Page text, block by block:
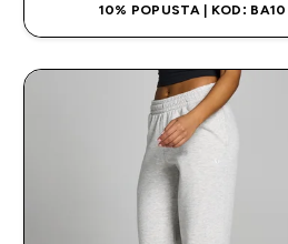
10% POPUSTA | KOD: BA10